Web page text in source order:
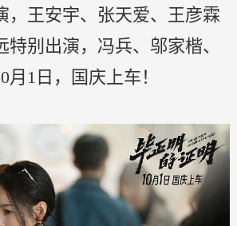
，王安宇、张天爱、王彦霖
特别出演，冯兵、邬家楷、
1日，国庆上车！